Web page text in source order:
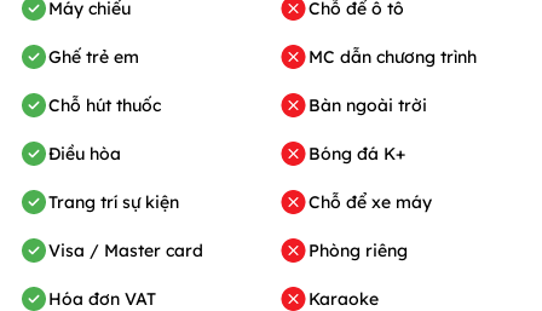
Máy chiếu
Ghế trẻ em
Chỗ hút thuốc
Điều hòa
Trang trí sự kiện
Visa / Master card
Hóa đơn VAT
Chỗ để ô tô
MC dẫn chương trình
Bàn ngoài trời
Bóng đá K+
Chỗ để xe máy
Phòng riêng
Karaoke